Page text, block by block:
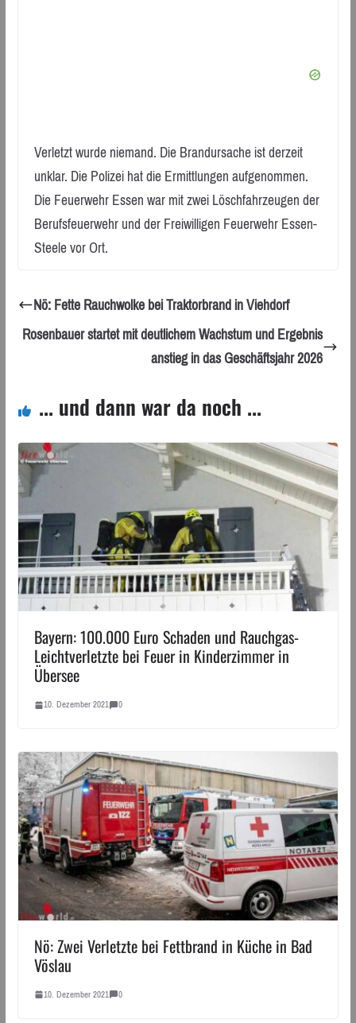
Verletzt wurde niemand. Die Brandursache ist derzeit
unklar. Die Polizei hat die Ermittlungen aufgenommen.
Die Feuerwehr Essen war mit zwei Löschfahrzeugen der
Berufsfeuerwehr und der Freiwilligen Feuerwehr Essen-
Steele vor Ort.
Nö: Fette Rauchwolke bei Traktorbrand in Viehdorf
Rosenbauer startet mit deutlichem Wachstum und Ergebnis
anstieg in das Geschäftsjahr 2026
... und dann war da noch ...
Bayern: 100.000 Euro Schaden und Rauchgas-
Leichtverletzte bei Feuer in Kinderzimmer in
Übersee
10. Dezember 2021 0
Nö: Zwei Verletzte bei Fettbrand in Küche in Bad
Vöslau
10. Dezember 2021 0